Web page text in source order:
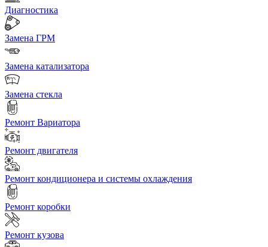
Диагностика
Замена ГРМ
Замена катализатора
Замена стекла
Ремонт Вариатора
Ремонт двигателя
Ремонт кондиционера и системы охлаждения
Ремонт коробки
Ремонт кузова